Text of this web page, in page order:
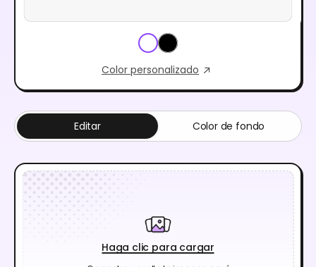
Color personalizado
Haga clic para cargar
Editar Color de fondo